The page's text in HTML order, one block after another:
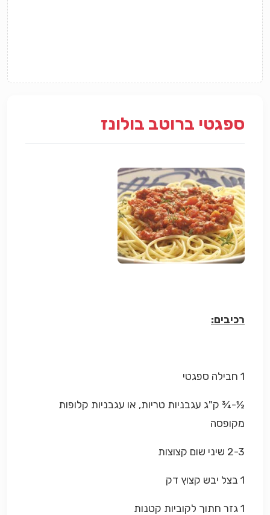
ספגטי ברוטב בולונז
רכיבים:
1 חבילה ספגטי
½-¾ ק"ג עגבניות טריות, או עגבניות קלופות
מקופסה
2-3 שיני שום קצוצות
1 בצל יבש קצוץ דק
1 גזר חתוך לקוביות קטנות